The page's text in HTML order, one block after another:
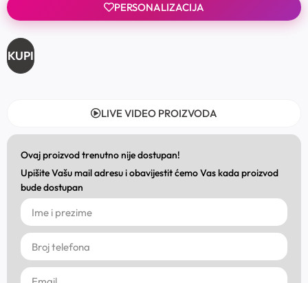
PERSONALIZACIJA
KUPI
LIVE VIDEO PROIZVODA
Ovaj proizvod trenutno nije dostupan!
Upišite Vašu mail adresu i obavijestit ćemo Vas kada proizvod
bude dostupan